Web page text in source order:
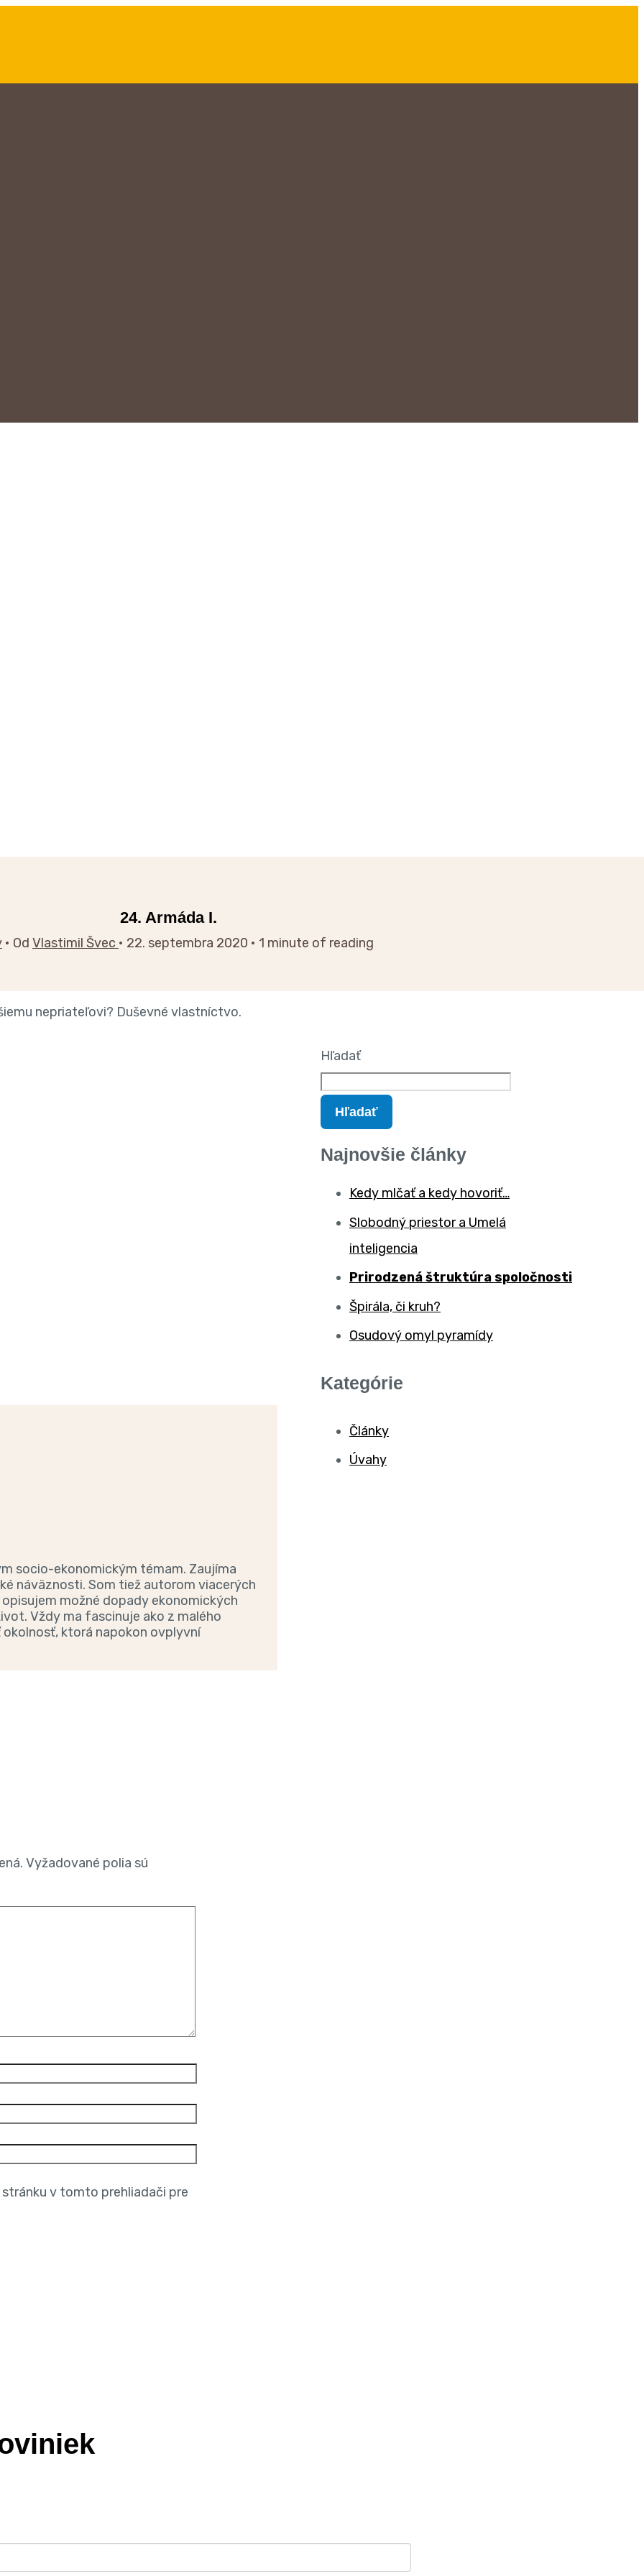
24. Armáda I.
• Od Vlastimil Švec • 22. septembra 2020 • 1 minute of reading
nepriateľovi? Duševné vlastníctvo.
socio-ekonomickým témam. Zaujíma
náväznosti. Som tiež autorom viacerých
možné dopady ekonomických
Vždy ma fascinuje ako z malého
ktorá napokon ovplyvní
Vyžadované polia sú
v tomto prehliadači pre
Hľadať
Hľadať
Najnovšie články
Kedy mlčať a kedy hovoriť…
Slobodný priestor a Umelá
inteligencia
Prirodzená štruktúra spoločnosti
Špirála, či kruh?
Osudový omyl pyramídy
Kategórie
Články
Úvahy